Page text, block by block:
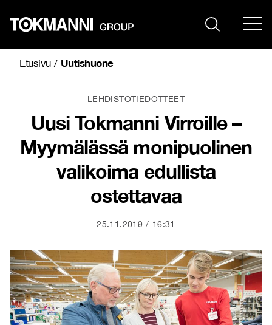
sisältöön
Etusivu/ Uutishuone
LEHDISTÖTIEDOTTEET
Uusi Tokmanni Virroille –
Myymälässä monipuolinen
valikoima edullista
ostettavaa
25.11.2019 16:31